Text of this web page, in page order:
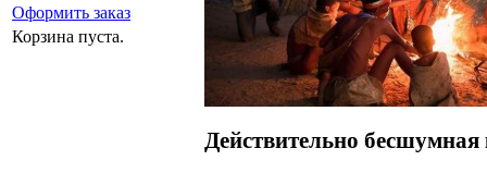
Оформить заказ
Корзина пуста.
Действительно бесшумная